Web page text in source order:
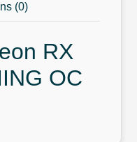
(0)
RX
OC